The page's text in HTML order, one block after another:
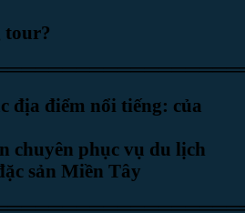
tour?
địa điểm nổi tiếng: của
chuyên phục vụ du lịch
sản Miền Tây